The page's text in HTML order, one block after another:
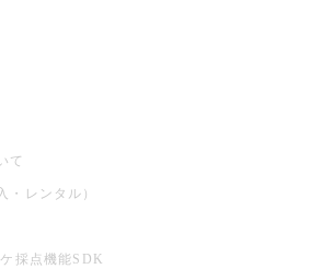
て
・レンタル）
採点機能SDK